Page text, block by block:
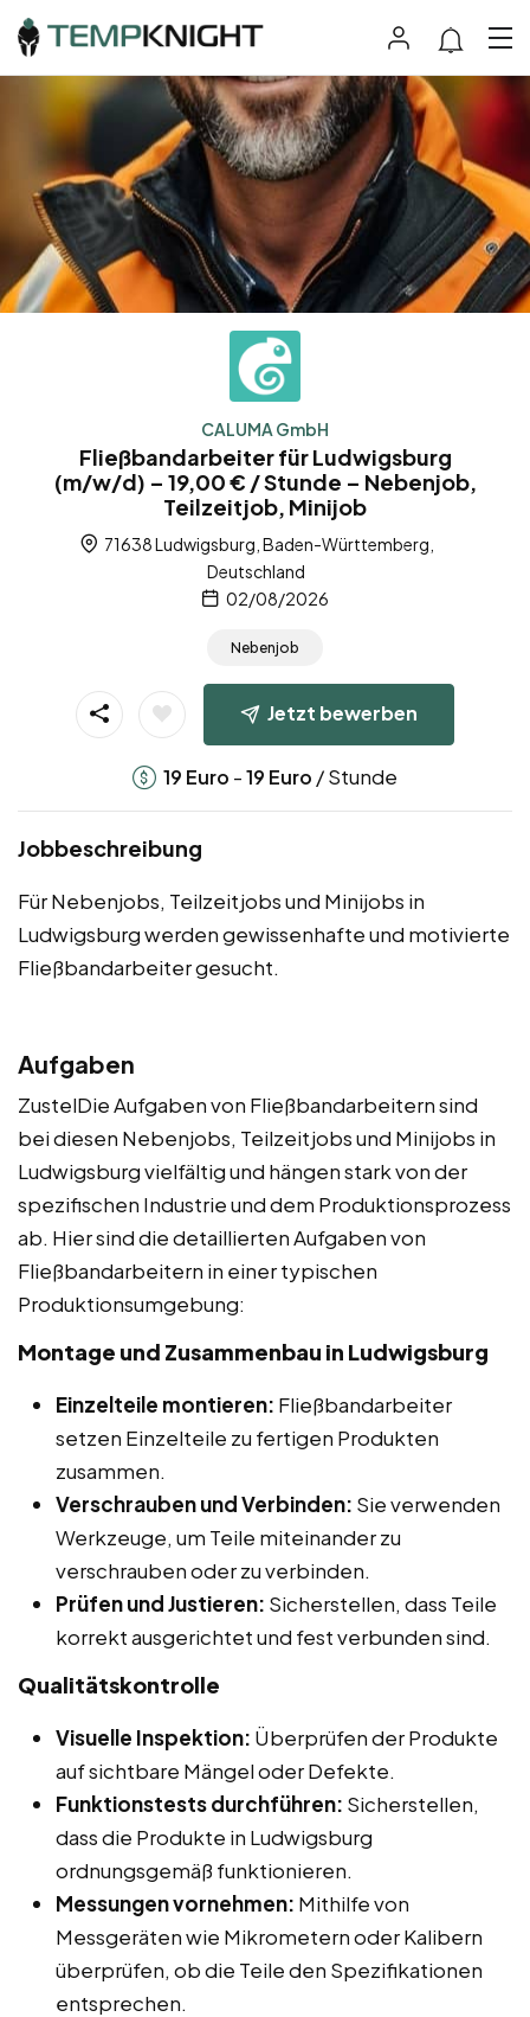
CALUMA GmbH
Fließbandarbeiter für Ludwigsburg
(m/w/d) – 19,00 € / Stunde – Nebenjob,
Teilzeitjob, Minijob
71638 Ludwigsburg, Baden-Württemberg,
Deutschland
02/08/2026
Nebenjob
Jetzt bewerben
19 Euro -19 Euro / Stunde
Jobbeschreibung
Für Nebenjobs, Teilzeitjobs und Minijobs in
Ludwigsburg werden gewissenhafte und motivierte
Fließbandarbeiter gesucht.
Aufgaben
ZustelDie Aufgaben von Fließbandarbeitern sind
bei diesen Nebenjobs, Teilzeitjobs und Minijobs in
Ludwigsburg vielfältig und hängen stark von der
spezifischen Industrie und dem Produktionsprozess
ab. Hier sind die detaillierten Aufgaben von
Fließbandarbeitern in einer typischen
Produktionsumgebung:
Montage und Zusammenbau in Ludwigsburg
Einzelteile montieren: Fließbandarbeiter
setzen Einzelteile zu fertigen Produkten
zusammen.
Verschrauben und Verbinden: Sie verwenden
Werkzeuge, um Teile miteinander zu
verschrauben oder zu verbinden.
Prüfen und Justieren: Sicherstellen, dass Teile
korrekt ausgerichtet und fest verbunden sind.
Qualitätskontrolle
Visuelle Inspektion: Überprüfen der Produkte
auf sichtbare Mängel oder Defekte.
Funktionstests durchführen: Sicherstellen,
dass die Produkte in Ludwigsburg
ordnungsgemäß funktionieren.
Messungen vornehmen: Mithilfe von
Messgeräten wie Mikrometern oder Kalibern
überprüfen, ob die Teile den Spezifikationen
entsprechen.